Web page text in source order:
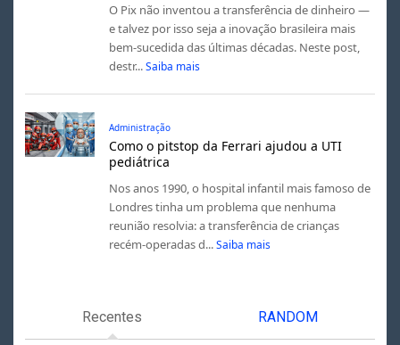
O Pix não inventou a transferência de dinheiro —
e talvez por isso seja a inovação brasileira mais
bem-sucedida das últimas décadas. Neste post,
destr... Saiba mais
Administração
Como o pitstop da Ferrari ajudou a UTI
pediátrica
Nos anos 1990, o hospital infantil mais famoso de
Londres tinha um problema que nenhuma
reunião resolvia: a transferência de crianças
recém-operadas d... Saiba mais
Recentes RANDOM